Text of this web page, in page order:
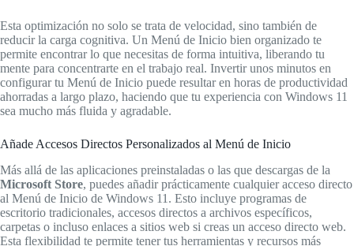
Esta optimización no solo se trata de velocidad, sino también de
reducir la carga cognitiva. Un Menú de Inicio bien organizado te
permite encontrar lo que necesitas de forma intuitiva, liberando tu
mente para concentrarte en el trabajo real. Invertir unos minutos en
configurar tu Menú de Inicio puede resultar en horas de productividad
ahorradas a largo plazo, haciendo que tu experiencia con Windows 11
sea mucho más fluida y agradable.
Añade Accesos Directos Personalizados al Menú de Inicio
Más allá de las aplicaciones preinstaladas o las que descargas de la
Microsoft Store, puedes añadir prácticamente cualquier acceso directo
al Menú de Inicio de Windows 11. Esto incluye programas de
escritorio tradicionales, accesos directos a archivos específicos,
carpetas o incluso enlaces a sitios web si creas un acceso directo web.
Esta flexibilidad te permite tener tus herramientas y recursos más